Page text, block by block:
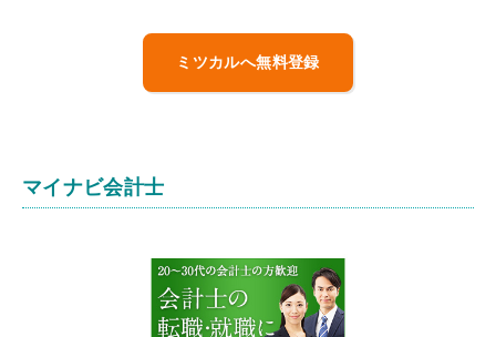
ミツカルへ無料登録
マイナビ会計士